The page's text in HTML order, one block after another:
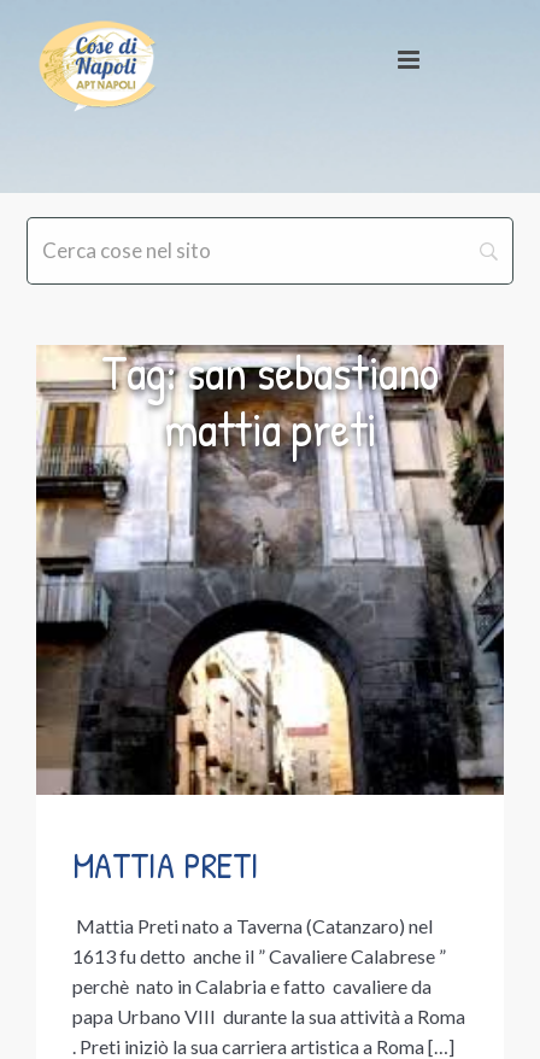
Tag: san sebastiano
mattia preti
MATTIA PRETI
Mattia Preti nato a Taverna (Catanzaro) nel
1613 fu detto anche il ” Cavaliere Calabrese ”
perchè nato in Calabria e fatto cavaliere da
papa Urbano VIII durante la sua attività a Roma
. Preti iniziò la sua carriera artistica a Roma […]